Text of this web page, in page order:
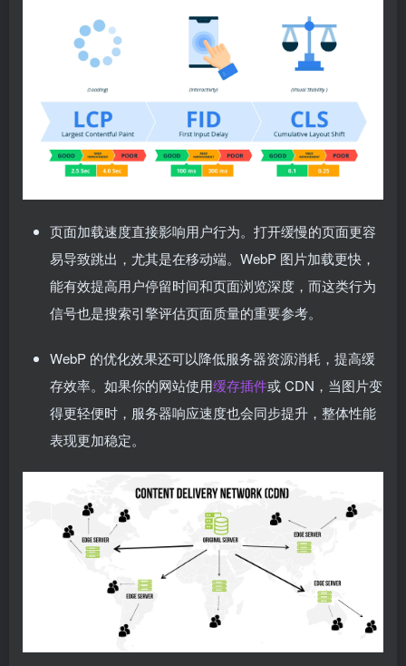
页面加载速度直接影响用户行为。打开缓慢的页面更容
易导致跳出，尤其是在移动端。WebP 图片加载更快，
能有效提高用户停留时间和页面浏览深度，而这类行为
信号也是搜索引擎评估页面质量的重要参考。
WebP 的优化效果还可以降低服务器资源消耗，提高缓
存效率。如果你的网站使用缓存插件或 CDN，当图片变
得更轻便时，服务器响应速度也会同步提升，整体性能
表现更加稳定。